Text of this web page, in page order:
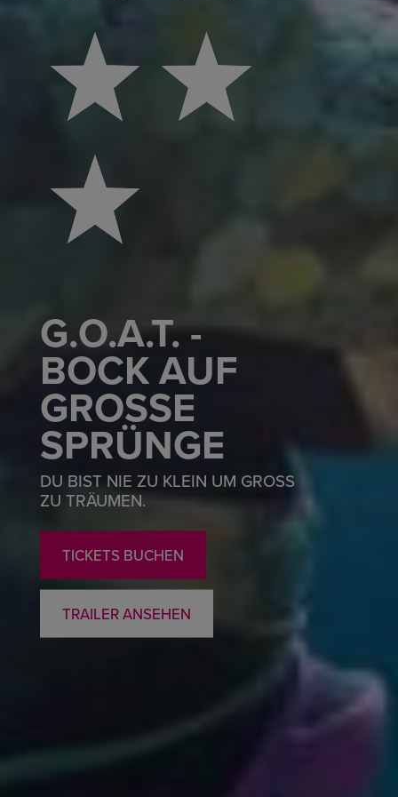
G.O.A.T. -
BOCK AUF
GROSSE S
PRÜNGE
DU BIST NIE ZU KLEIN UM GROSS
ZU TRÄUMEN.
TICKETS BUCHEN
TRAILER ANSEHEN